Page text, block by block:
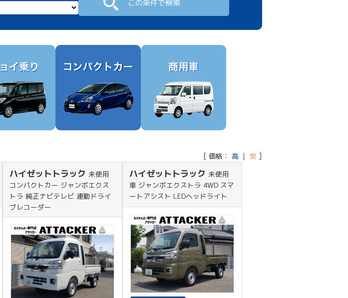
[ 価格： 高 ｜ 安 ]
ハイゼットトラック 未使用
コンパクトカー ジャンボエクス
トラ 純正ナビテレビ 連動ドライ
ブレコーダー
ハイゼットトラック 未使用
車 ジャンボエクストラ 4WD スマ
ートアシスト LEDヘッドライト